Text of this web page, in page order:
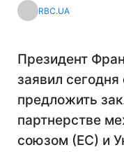
RBC.UA
Президент
заявил
предложить
партнерстве
союзом (ЕС) и